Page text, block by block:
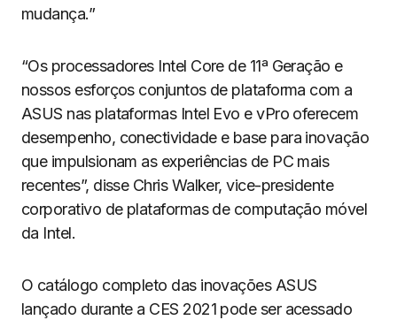
mudança.”
“Os processadores Intel Core de 11ª Geração e
nossos esforços conjuntos de plataforma com a
ASUS nas plataformas Intel Evo e vPro oferecem
desempenho, conectividade e base para inovação
que impulsionam as experiências de PC mais
recentes”, disse Chris Walker, vice-presidente
corporativo de plataformas de computação móvel
da Intel.
O catálogo completo das inovações ASUS
lançado durante a CES 2021 pode ser acessado